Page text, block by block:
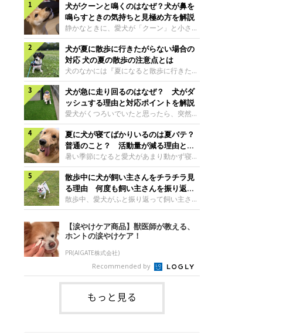
犬がクーンと鳴くのはなぜ？犬が鼻を
鳴らすときの気持ちと見極め方を解説
静かなときに、愛犬が「クーン」と小さく
鳴いたり、鼻を鳴らすような音を出したり
することはありませんか？ 大きく吠える
わけではない分、「不安なの？それとも何
かお願いしているの？」と気になる飼い主
さんもいるかもしれません。今回は、犬が
クーンと鳴く理由や鼻鳴らしの背景、見極
め方と対応のポイントなどについて、いぬ
のきもち獣医師相談室の原 駿太朗先生に
伺いました。クーンと鳴くのはどんな気持
ち？いぬのきもち投稿写真ギャラリー犬が
クーンと小さく鳴くときは、何らかの感情
を伝えようとしている場合があると考えら
れています。大
犬が夏に散歩に行きたがらない場合の
対応 犬の夏の散歩の注意点とは
犬のなかには『夏になると散歩に行きたが
らない、歩かなくなる』『暑い季節は散歩
の気配を察すると涼しい部屋から出ようと
しない』など散歩に行きたがらないコもい
るようです。愛犬の運動をさせてあげたい
のに、散歩に行きたがらない。このような
場合はどう対応すればよいのでしょうか？
「愛犬が夏に散歩に行きたがらない場合の
対応」について、いぬのきもち獣医師相談
室の白山さとこ先生に聞きました。Q.夏に
犬の散歩に行くときの注意点は？ いぬの
きもち投稿写真ギャラリーーー夏に愛犬と
散歩に行くときは、どのようなことに注意
をするとよい
犬が急に走り回るのはなぜ？ 犬がダ
ッシュする理由と対応ポイントを解説
愛犬がくつろいでいたと思ったら、突然部
屋の中を走り回り始める――そんな様子に
驚いたことはありませんか？ 急な動きに
「何が起きているの？」と戸惑う飼い主さ
んも多いでしょう。落ち着いていたはずな
のに、急にスイッチが入ったように見える
と不安になることもあります。今回は、犬
が急に走り回る理由や見極め方などについ
て、いぬのきもち獣医師相談室の岡本りさ
先生に伺いました。犬が急に走り回るのは
ラリー犬が突然走り回る行動は、必ずしも
珍しいものではないと考えられています。
体にたまったエ
夏に犬が寝てばかりいるのは夏バテ？
普通のこと？ 活動量が減る理由と対
策とは
暑い季節になると愛犬があまり動かず寝て
ばかりだと感じる飼い主さんはいません
か？その様子に、愛犬が夏バテで疲れてい
るのか、元気がないのかなど不安に感じる
方もいるのではないかと思います。 で
は、犬が寝てばかりいるときに対処が必要
かを見極める方法はあるのでしょうか？
「犬の活動量が夏に減る理由と対策」につ
いて、いぬのきもち獣医師相談室の山口み
き先生に話を聞きました。Q. 夏に犬の活
動量が減る理由は？ いぬのきもち投稿写
真ギャラリーーー夏に愛犬の活動量が減る
と感じる飼い主さんもいるようです。理由
としてどのようなこ
散歩中に犬が飼い主さんをチラチラ見
る理由 何度も飼い主さんを振り返る
のはなぜ？
散歩中、愛犬がふと振り返って飼い主さん
の様子を確認する…そんな場面に心当たり
はありませんか？ 何度もチラチラ見られ
ると、「何か気になることがあるの？」
「ちゃんと歩けているかな」と不安になる
ことがあるかもしれません。愛犬が歩きな
がら飼い主さんを振り返るしぐさには、ど
んな気持ちが隠れているのでしょうか。今
回は、犬が散歩中に飼い主さんを確認する
理由や注意すべきサインの見極めかた、対
応のポイントなどについて、いぬのきもち
獣医師相談室の原 駿太朗先生に伺いまし
【涙やけケア商品】獣医師が教える、
ホントの涙やけケア！
PR(AIGATE株式会社)
Recommended by
もっと見る